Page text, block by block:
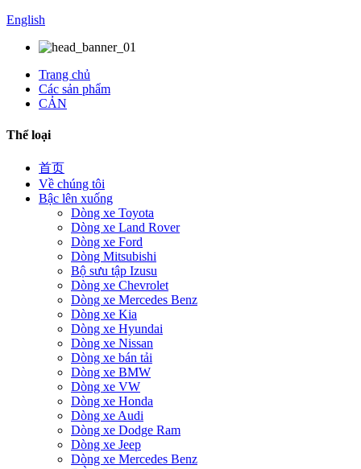
English
Trang chủ
Các sản phẩm
CẢN
Thể loại
首页
Về chúng tôi
Bậc lên xuống
Dòng xe Toyota
Dòng xe Land Rover
Dòng xe Ford
Dòng Mitsubishi
Bộ sưu tập Izusu
Dòng xe Chevrolet
Dòng xe Mercedes Benz
Dòng xe Kia
Dòng xe Hyundai
Dòng xe Nissan
Dòng xe bán tải
Dòng xe BMW
Dòng xe VW
Dòng xe Honda
Dòng xe Audi
Dòng xe Dodge Ram
Dòng xe Jeep
Dòng xe Mercedes Benz